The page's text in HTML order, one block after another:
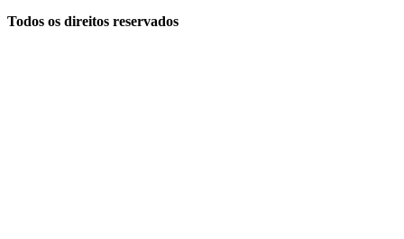
Todos os direitos reservados